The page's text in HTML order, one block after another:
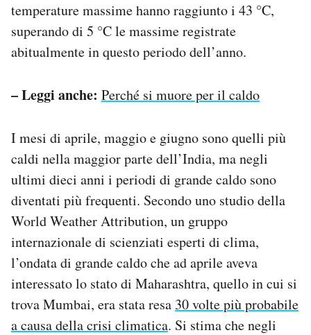
temperature massime hanno raggiunto i 43 °C,
superando di 5 °C le massime registrate
abitualmente in questo periodo dell’anno.
– Leggi anche: Perché si muore per il caldo
I mesi di aprile, maggio e giugno sono quelli più
caldi nella maggior parte dell’India, ma negli
ultimi dieci anni i periodi di grande caldo sono
diventati più frequenti. Secondo uno studio della
World Weather Attribution, un gruppo
internazionale di scienziati esperti di clima,
l’ondata di grande caldo che ad aprile aveva
interessato lo stato di Maharashtra, quello in cui si
trova Mumbai, era stata resa 30 volte più probabile
a causa della crisi climatica. Si stima che negli